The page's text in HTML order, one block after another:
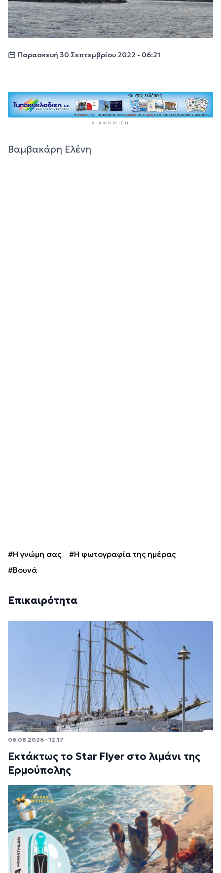
Παρασκευή 30 Σεπτεμβρίου 2022 - 06:21
ΔΙΑΦΉΜΙΣΗ
Βαμβακάρη Ελένη
#Η γνώμη σας
#Η φωτογραφία της ημέρας
#Βουνά
Επικαιρότητα
06.08.2026 · 12:17
Εκτάκτως το Star Flyer στο λιμάνι της
Ερμούπολης